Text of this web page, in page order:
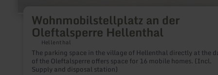
Wohnmobilstellplatz an der
Oleftalsperre Hellenthal
Hellenthal
The parking space in the village of Hellenthal directly at the
of the Oleftalsperre offers space for 16 mobile homes. (Incl.
Supply and disposal station)